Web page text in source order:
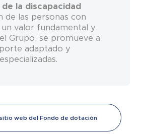
la discapacidad
de las personas con
un valor fundamental y
Grupo, se promueve a
adaptado y
web del Fondo de dotación